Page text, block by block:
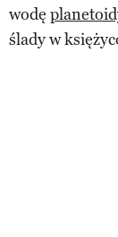
wodę
ślady w